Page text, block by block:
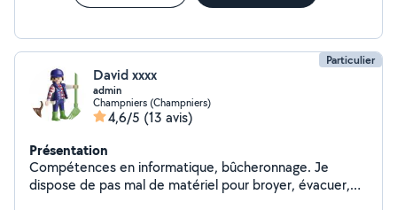
Particulier
David xxxx
admin
Champniers (Champniers)
4,6/5 (13 avis)
Présentation
Compétences en informatique, bûcheronnage. Je
dispose de pas mal de matériel pour broyer, évacuer,